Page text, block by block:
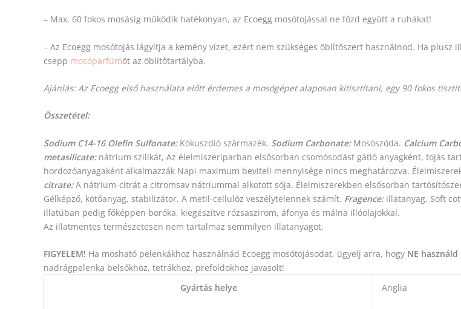
– Max. 60 fokos mosásig működik hatékonyan, az Ecoegg mosótojással ne főzd együtt a ruhákat!
– Az Ecoegg mosótojás lágyítja a kemény vizet, ezért nem szükséges öblítőszert használnod. Ha
csepp mosóparfümöt az öblítőtartályba.
Ajánlás: Az Ecoegg első használata előtt érdemes a mosógépet alaposan kitisztítani, egy 90 fokos
Összetétel:
Sodium C14-16 Olefin Sulfonate:Kókuszdió származék. Sodium Carbonate: Mosószóda. Calcium
metasilicate:nátrium szilikát, Az élelmiszeriparban elsősorban csomósodást gátló anyagként, tojás
hordozóanyagaként alkalmazzák Napi maximum beviteli mennyisége nincs meghatározva.
citrate:A nátrium-citrát a citromsav nátriummal alkotott sója. Élelmiszerekben elsősorban
Gélképző, kötőanyag, stabilizátor. A metil-cellulóz veszélytelennek számít. Fragence:illatanyag. Soft
illatúban pedig főképpen boróka, kiegészítve rózsaszirom, áfonya és málna illóolajokkal.
Az illatmentes természetesen nem tartalmaz semmilyen illatanyagot.
FIGYELEM! Ha mosható pelenkákhoz használnád Ecoegg mosótojásodat, ügyelj arra, hogy NE
nadrágpelenka belsőkhöz, tetrákhoz, prefoldokhoz javasolt!
Gyártás helye
Anglia